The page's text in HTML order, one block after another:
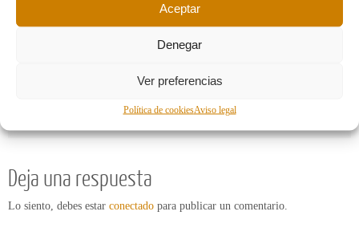
Aceptar
Denegar
Ver preferencias
Política de cookiesAviso legal
Deja una respuesta
Lo siento, debes estar conectado para publicar un comentario.